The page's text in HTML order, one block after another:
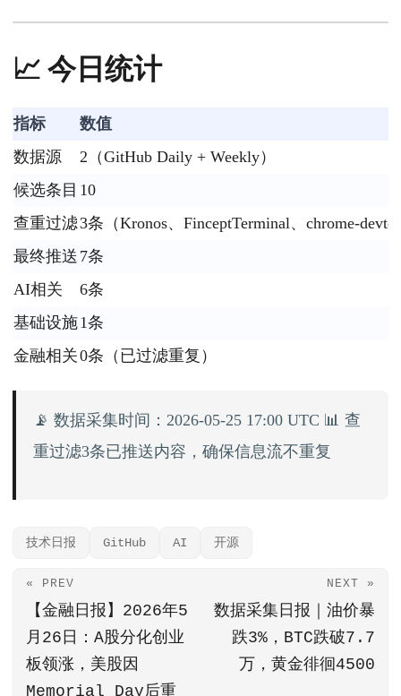
📈 今日统计
指标
数值
数据源
2（GitHub Daily + Weekly）
候选条目 10
查重过滤3条（Kronos、FinceptTerminal、chrome-
最终推送 7条
AI相关
6条
基础设施1条
金融相关0条（已过滤重复）
📡 数据采集时间：2026-05-25 17:00 UTC 📊 查
重过滤3条已推送内容，确保信息流不重复
技术日报 GitHub AI 开源
« PREV
【金融日报】2026年5
月26日：A股分化创业
板领涨，美股因
Memorial Day后重
NEXT »
数据采集日报｜油价暴
跌3%，BTC跌破7.7
万，黄金徘徊4500